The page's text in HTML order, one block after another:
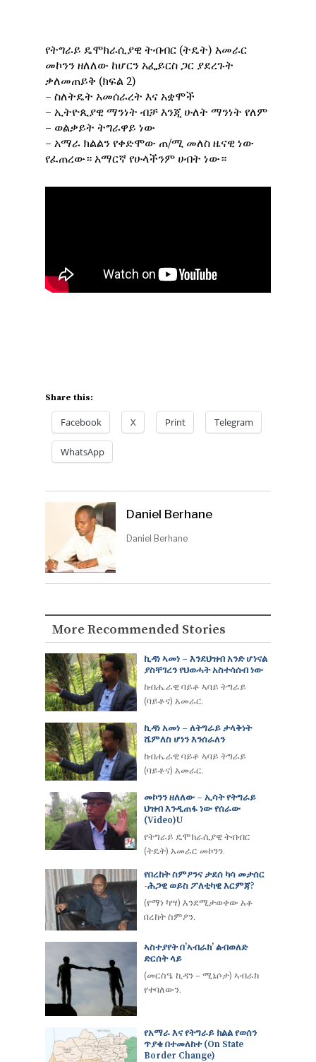
የትግራይ ዴሞክራሲያዊ ትብብር (ትዴት) አመራር
መኮንን ዘለለው ከሆርን አፌይርስ ጋር ያደረጉት
ቃለመጠይቅ (ክፍል 2)
– ስለትዴት አመሰራረት እና አቋሞች
– ኢትዮጲያዊ ማንነት ብቻ እንጂ ሁለት ማንነት የለም
– ወልቃይት ትግራዋይ ነው
– አማራ ክልልን የቀድሞው ጠ/ሚ መለስ ዜናዊ ነው
የፈጠረው። አማርኛ የሁላችንም ሀብት ነው።
Share this:
Facebook X Print Telegram
WhatsApp
Daniel Berhane
Daniel Berhane
More Recommended Stories
ኪዳነ ኣመነ – እንደህዝብ አንድ ሆነናል
ያስቸገረን የህወሓት አስተሳሰብ ነው
ከብሔራዊ ባይቶ ኣባይ ትግራይ
(ባይቶና) አመራር.
ኪዳነ አመነ – ለትግራይ ታላቅነት
ሼምለስ ሆነን እንሰራለን
ከብሔራዊ ባይቶ ኣባይ ትግራይ
(ባይቶና) አመራር.
መኮንን ዘለለው – ኢሳት የትግራይ
ህዝብ እንዲጠፋ ነው የሰራው
(Video)u
የትግራይ ዴሞክራሲያዊ ትብብር
(ትዴት) አመራር መኮንን.
የበረከት ስምዖንና ታደሰ ካሳ መታሰር
-ሕጋዊ ወይስ ፖለቲካዊ እርምጃ?
(የማነ ካሣ) እንደሚታወቀው አቶ
በረከት ስምዖን.
ኣስተያየት በ’ኣብራክ’ ልብወለድ
ድርሰት ላይ
(መርስዔ ኪዳን – ሚኔሶታ) ኣብራክ
የተባለውን.
የአማራ እና የትግራይ ክልል የወሰን
ጥያቄ በተመለከተ (On State
Border Change)